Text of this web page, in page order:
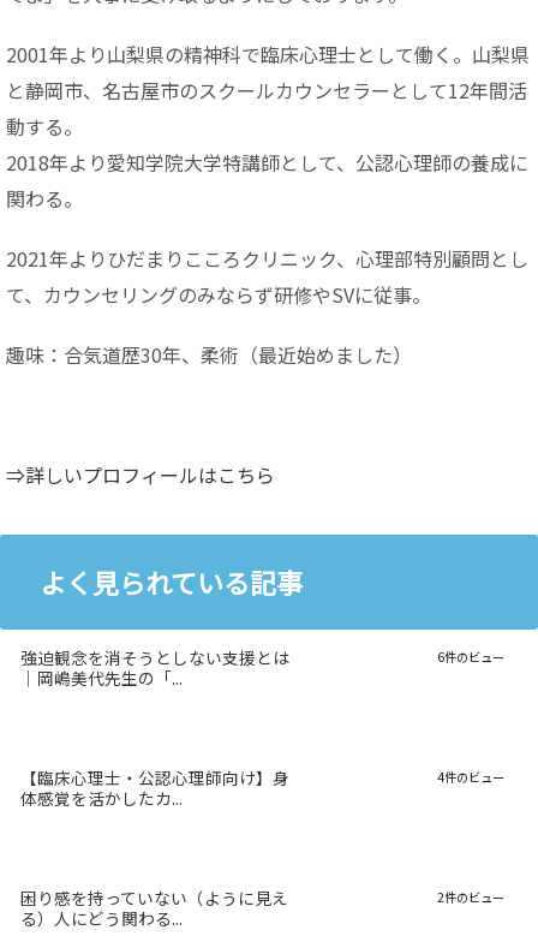
2001年より山梨県の精神科で臨床心理士として働く。山梨県
と静岡市、名古屋市のスクールカウンセラーとして12年間活
動する。
2018年より愛知学院大学特講師として、公認心理師の養成に
関わる。
2021年よりひだまりこころクリニック、心理部特別顧問とし
て、カウンセリングのみならず研修やSVに従事。
趣味：合気道歴30年、柔術（最近始めました）
⇒詳しいプロフィールはこちら
よく見られている記事
強迫観念を消そうとしない支援とは
｜岡嶋美代先生の「...
6件のビュー
【臨床心理士・公認心理師向け】身
体感覚を活かしたカ...
4件のビュー
困り感を持っていない（ように見え
る）人にどう関わる...
2件のビュー